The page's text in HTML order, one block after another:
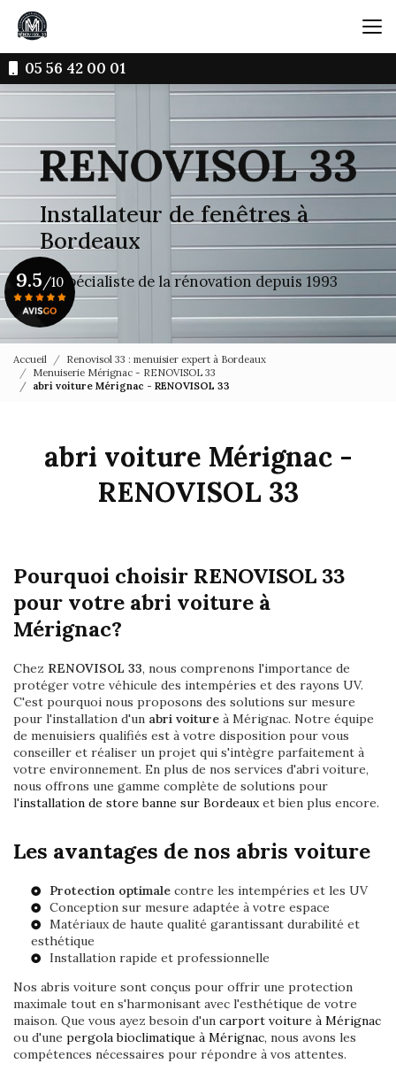
Aller
contenu
principal05 56 42 00 01
Installateur de fenêtres à
Bordeaux
Le spécialiste de la rénovation depuis 1993
9.5 /10
Accueil
Renovisol 33 : menuisier expert à Bordeaux
Menuiserie Mérignac - RENOVISOL 33
abri voiture Mérignac - RENOVISOL 33
abri voiture Mérignac -
RENOVISOL 33
Pourquoi choisir RENOVISOL 33
pour votre abri voiture à
Mérignac?
Chez RENOVISOL 33, nous comprenons l'importance de
protéger votre véhicule des intempéries et des rayons UV.
C'est pourquoi nous proposons des solutions sur mesure
pour l'installation d'un abri voiture à Mérignac. Notre équipe
de menuisiers qualifiés est à votre disposition pour vous
conseiller et réaliser un projet qui s'intègre parfaitement à
votre environnement. En plus de nos services d'abri voiture,
nous offrons une gamme complète de solutions pour
l'installation de store banne sur Bordeauxet bien plus encore.
Les avantages de nos abris voiture
Protection optimale contre les intempéries et les UV
Conception sur mesure adaptée à votre espace
Matériaux de haute qualité garantissant durabilité et
esthétique
Installation rapide et professionnelle
Nos abris voiture sont conçus pour offrir une protection
maximale tout en s'harmonisant avec l'esthétique de votre
maison. Que vous ayez besoin d'un carport voiture à Mérignac
ou d'une pergola bioclimatique à Mérignac, nous avons les
compétences nécessaires pour répondre à vos attentes.